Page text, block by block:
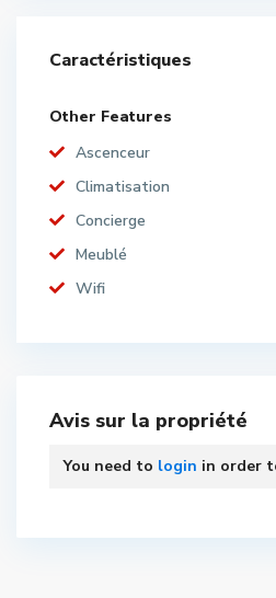
Caractéristiques
Other Features
Ascenceur
Climatisation
Concierge
Meublé
Wifi
Avis sur la propriété
You need to login in order